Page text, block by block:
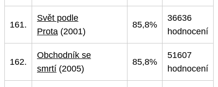
161.
Svět podle
Prota (2001)
85,8%
36636
hodnocení
162.
Obchodník se
smrtí (2005)
85,8%
51607
hodnocení